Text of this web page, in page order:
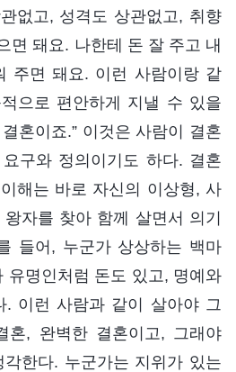
없고, 성격도 상관없고, 취향
면 돼요. 나한테 돈 잘 주고 내
주면 돼요. 이런 사람이랑 같
으로 편안하게 지낼 수 있을
혼이죠.” 이것은 사람이 결혼
구와 정의이기도 하다. 결혼
해는 바로 자신의 이상형, 사
자를 찾아 함께 살면서 의기
들어, 누군가 상상하는 백마
유명인처럼 돈도 있고, 명예와
. 이런 사람과 같이 살아야 그
혼, 완벽한 결혼이고, 그래야
한다. 누군가는 지위가 있는